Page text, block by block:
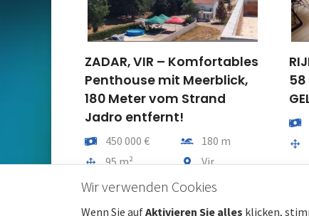
ZADAR, VIR – Komfortables
Penthouse mit Meerblick,
180 Meter vom Strand
Jadro entfernt!
Preis450 000 € Entfernung vom meer
180 m
Gesamtfläche
95 m² Gemeindeteil
Vir
Wir verwenden Cookies
Wenn Sie aufAktivieren Sie alles klicken,